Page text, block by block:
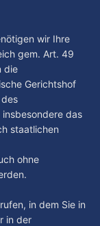
wir Ihre
gem. Art. 49
die
Gerichtshof
das
staatlichen
ohne
in dem Sie in
in der